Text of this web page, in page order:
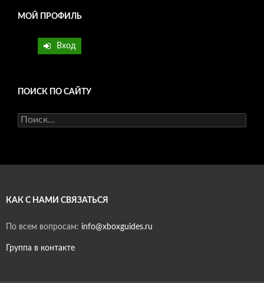
МОЙ ПРОФИЛЬ
Вход
ПОИСК ПО САЙТУ
Найти:
КАК С НАМИ СВЯЗАТЬСЯ
По всем вопросам: info@xboxguides.ru
Группа в контакте